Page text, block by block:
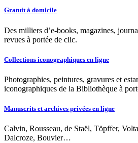
Gratuit à domicile
Des milliers d’e-books, magazines,
revues à portée de clic.
Collections iconographiques en ligne
Photographies, peintures, gravures et
iconographiques de la Bibliothèque à
Manuscrits et archives privées en ligne
Calvin, Rousseau, de Staël, Töpffer,
Dalcroze, Bouvier…